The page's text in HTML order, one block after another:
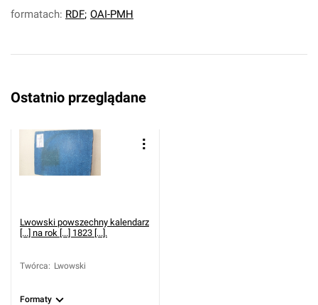
formatach: RDF; OAI-PMH
Ostatnio przeglądane
Lwowski powszechny kalendarz
[...] na rok [...] 1823 [...].
Twórca: Lwowski
Formaty